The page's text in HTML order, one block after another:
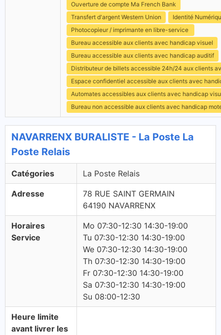
Ouverture de compte Ma French Bank
Transfert d'argent Western Union
Identité
Photocopieur / imprimante en libre-service
Bureau accessible aux clients avec handicap visuel
Bureau accessible aux clients avec handicap auditif
Distributeur de billets accessible 24h/24 aux clients
Espace confidentiel accessible aux clients avec
Automates accessibles aux clients avec handicap
Bureau non accessible aux clients avec handicap
NAVARRENX BURALISTE - La Poste La
Poste Relais
Catégories La Poste Relais
Adresse
78 RUE SAINT GERMAIN
64190 NAVARRENX
Horaires
Service
Mo 07:30-12:30 14:30-19:00
Tu 07:30-12:30 14:30-19:00
We 07:30-12:30 14:30-19:00
Th 07:30-12:30 14:30-19:00
Fr 07:30-12:30 14:30-19:00
Sa 07:30-12:30 14:30-19:00
Su 08:00-12:30
Heure limite
avant livrer les